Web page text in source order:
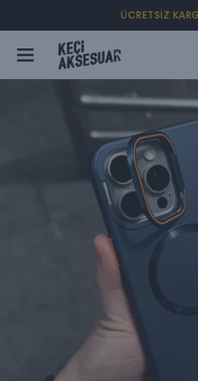
4 AL 2